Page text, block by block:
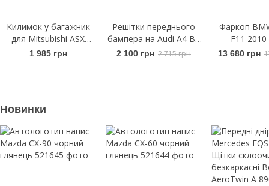
Килимок у багажник
для Mitsubishi ASX
2010- з
1 985 грн
Решітки переднього
бампера на Audi A4 B8
2011-2015 Black
2 100 грн 2 715 грн
Фаркоп
F11
13 680 грн
Новинки